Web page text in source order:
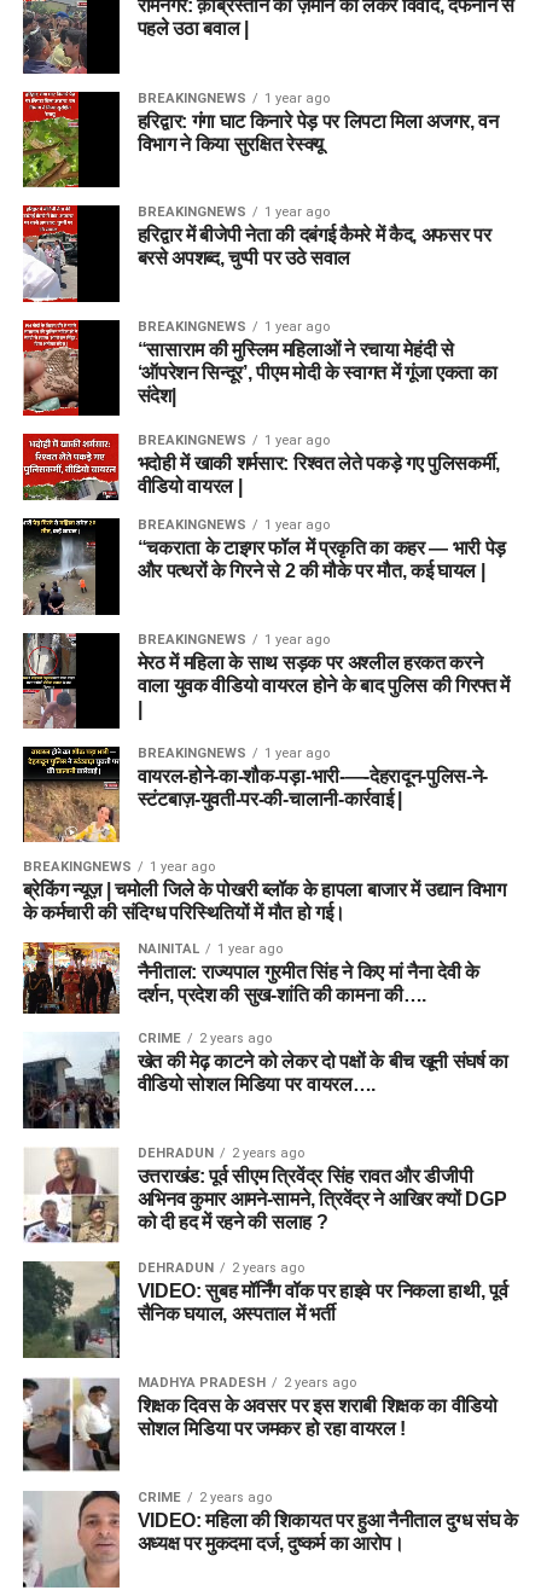
रामनगर: क़ब्रिस्तान की ज़मीन को लेकर विवाद, दफनाने से
पहले उठा बवाल |
BREAKINGNEWS 1 year ago
हरिद्वार: गंगा घाट किनारे पेड़ पर लिपटा मिला अजगर, वन
विभाग ने किया सुरक्षित रेस्क्यू
BREAKINGNEWS 1 year ago
हरिद्वार में बीजेपी नेता की दबंगई कैमरे में कैद, अफसर पर
बरसे अपशब्द, चुप्पी पर उठे सवाल
BREAKINGNEWS 1 year ago
“सासाराम की मुस्लिम महिलाओं ने रचाया मेहंदी से
‘ऑपरेशन सिन्दूर’, पीएम मोदी के स्वागत में गूंजा एकता का
संदेश|
BREAKINGNEWS 1 year ago
भदोही में खाकी शर्मसार: रिश्वत लेते पकड़े गए पुलिसकर्मी,
वीडियो वायरल |
BREAKINGNEWS 1 year ago
“चकराता के टाइगर फॉल में प्रकृति का कहर — भारी पेड़
और पत्थरों के गिरने से 2 की मौके पर मौत, कई घायल |
BREAKINGNEWS 1 year ago
मेरठ में महिला के साथ सड़क पर अश्लील हरकत करने
वाला युवक वीडियो वायरल होने के बाद पुलिस की गिरफ्त में
BREAKINGNEWS 1 year ago
वायरल-होने-का-शौक-पड़ा-भारी-—-देहरादून-पुलिस-ने-
स्टंटबाज़-युवती-पर-की-चालानी-कार्रवाई |
BREAKINGNEWS 1 year ago
ब्रेकिंग न्यूज़ | चमोली जिले के पोखरी ब्लॉक के हापला बाजार में उद्यान विभाग
के कर्मचारी की संदिग्ध परिस्थितियों में मौत हो गई।
NAINITAL 1 year ago
नैनीताल: राज्यपाल गुरमीत सिंह ने किए मां नैना देवी के
दर्शन, प्रदेश की सुख-शांति की कामना की….
CRIME 2 years ago
खेत की मेढ़ काटने को लेकर दो पक्षों के बीच खूनी संघर्ष का
वीडियो सोशल मिडिया पर वायरल….
DEHRADUN 2 years ago
उत्तराखंड: पूर्व सीएम त्रिवेंद्र सिंह रावत और डीजीपी
अभिनव कुमार आमने-सामने, त्रिवेंद्र ने आखिर क्यों DGP
को दी हद में रहने की सलाह ?
DEHRADUN 2 years ago
VIDEO: सुबह मॉर्निंग वॉक पर हाइवे पर निकला हाथी, पूर्व
सैनिक घयाल, अस्पताल में भर्ती
MADHYA PRADESH 2 years ago
शिक्षक दिवस के अवसर पर इस शराबी शिक्षक का वीडियो
सोशल मिडिया पर जमकर हो रहा वायरल !
CRIME 2 years ago
VIDEO: महिला की शिकायत पर हुआ नैनीताल दुग्ध संघ के
अध्यक्ष पर मुकदमा दर्ज, दुष्कर्म का आरोप।